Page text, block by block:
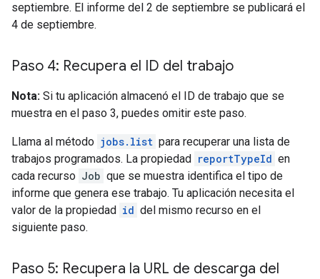
septiembre. El informe del 2 de septiembre se publicará el
4 de septiembre.
Paso 4: Recupera el ID del trabajo
Nota: Si tu aplicación almacenó el ID de trabajo que se
muestra en el paso 3, puedes omitir este paso.
Llama al método jobs.list para recuperar una lista de
trabajos programados. La propiedad reportTypeId en
cada recurso Job que se muestra identifica el tipo de
informe que genera ese trabajo. Tu aplicación necesita el
valor de la propiedad id del mismo recurso en el
siguiente paso.
Paso 5: Recupera la URL de descarga del